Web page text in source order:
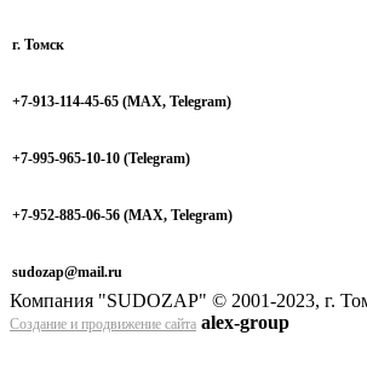
г. Томск
+7-913-114-45-65 (MAX, Telegram)
+7-995-965-10-10 (Telegram)
+7-952-885-06-56 (МАХ, Telegram)
sudozap@mail.ru
Компания "SUDOZAP" © 2001-2023, г.
Создание и продвижение сайта alex-group